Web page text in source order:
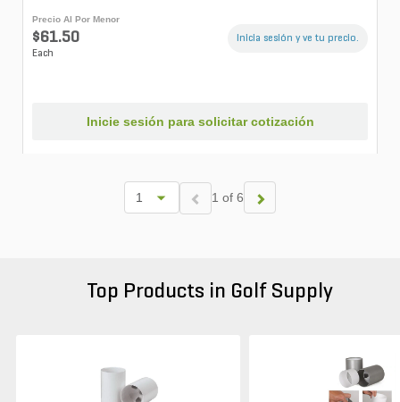
Precio Al Por Menor
$61.50
Each
Inicia sesión y ve tu precio.
Inicie sesión para solicitar cotización
1 of 6
Top Products in Golf Supply